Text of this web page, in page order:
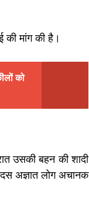
की मांग की है।
को
उसकी बहन की शादी
अज्ञात लोग अचानक